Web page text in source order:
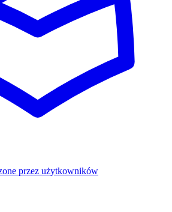
przez użytkowników